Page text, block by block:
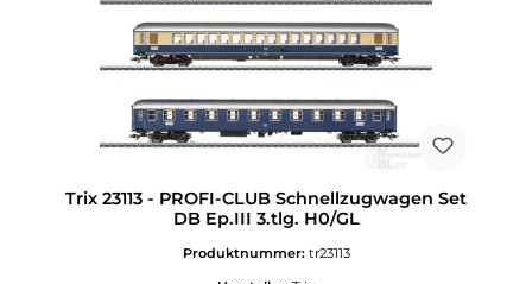
Trix 23113 - PROFI-CLUB Schnellzugwagen Set
DB Ep.III 3.tlg. H0/GL
Produktnummer: tr23113